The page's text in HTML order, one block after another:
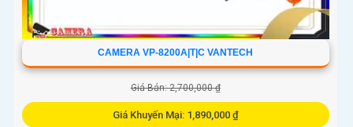
CAMERA VP-8200A|T|C VANTECH
Giá Bán: 2,700,000 ₫
Giá Khuyến Mại: 1,890,000 ₫